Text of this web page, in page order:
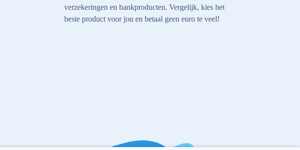
verzekeringen en bankproducten. Vergelijk, kies het
beste product voor jou en betaal geen euro te veel!